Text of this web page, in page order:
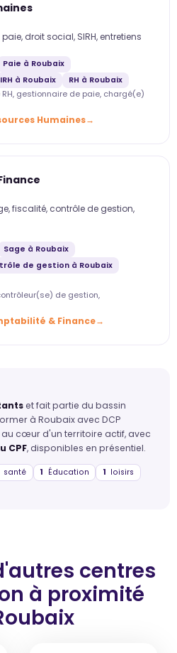
droit social, SIRH, entretiens
Paie à Roubaix
à Roubaix RH à Roubaix
gestionnaire de paie, chargé(e)
Humaines
fiscalité, contrôle de gestion,
Sage à Roubaix
de gestion à Roubaix
de gestion,
& Finance
et fait partie du bassin
à Roubaix avec DCP
cœur d'un territoire actif, avec
CPF, disponibles en présentiel.
santé 1 Éducation 1 loisirs
centres
à proximité